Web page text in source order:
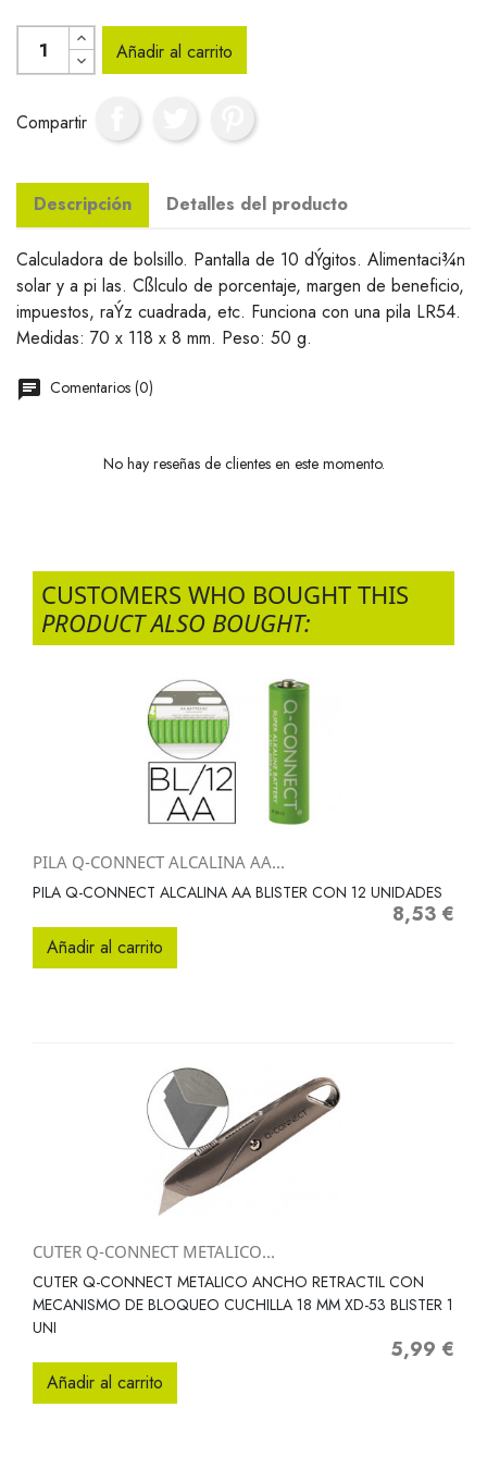
Añadir al carrito
Compartir
Descripción Detalles del producto
Calculadora de bolsillo. Pantalla de 10 dÝgitos. Alimentaci¾n
solar y a pi las. Cßlculo de porcentaje, margen de beneficio,
impuestos, raÝz cuadrada, etc. Funciona con una pila LR54.
Medidas: 70 x 118 x 8 mm. Peso: 50 g.
Comentarios (0)
No hay reseñas de clientes en este momento.
CUSTOMERS WHO BOUGHT THIS
PRODUCT ALSO BOUGHT:
PILA Q-CONNECT ALCALINA AA...
PILA Q-CONNECT ALCALINA AA BLISTER CON 12 UNIDADES
Precio
8,53 €
Añadir al carrito
CUTER Q-CONNECT METALICO...
CUTER Q-CONNECT METALICO ANCHO RETRACTIL CON
MECANISMO DE BLOQUEO CUCHILLA 18 MM XD-53 BLISTER 1
UNI
Precio
5,99 €
Añadir al carrito